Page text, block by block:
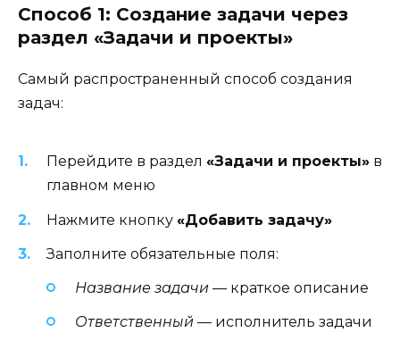
Способ 1: Создание задачи через
раздел «Задачи и проекты»
Самый распространенный способ создания
задач:
Перейдите в раздел «Задачи и проекты» в
главном меню
Нажмите кнопку «Добавить задачу»
Заполните обязательные поля:
Название задачи — краткое описание
Ответственный — исполнитель задачи